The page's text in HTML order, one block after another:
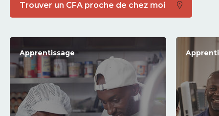
Trouver un CFA proche de chez moi
Apprentissage